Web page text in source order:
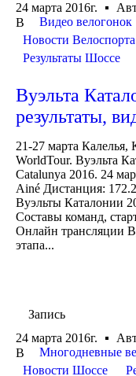
24 марта 2016г.
В
Видео велогонок
Новости Велоспорта
Результаты Шоссе
Вуэльта
результаты,
21-27 марта
WorldTour. Вуэльта
Catalunya 2016. 24
Ainé Дистанция:
Вуэльты Каталонии
Составы команд,
Онлайн трансляции
этапа...
Запись
24 марта 2016г.
В
Многодневные
Новости Шоссе